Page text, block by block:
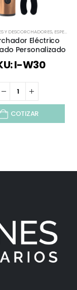
,ECOLÓGICOS Y
Y DESCORCHADORES, ESPECIAL DÍA DEL MINERO
Eléctrico
Personalizado
I-W30
COTIZAR